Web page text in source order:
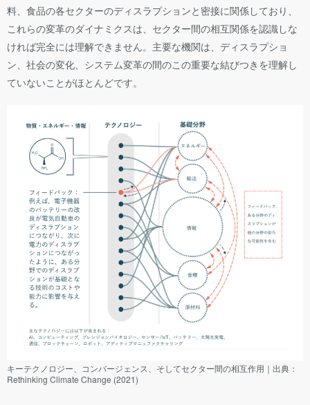
料、食品の各セクターのディスラプションと密接に関係しており、
これらの変革のダイナミクスは、セクター間の相互関係を認識しな
ければ完全には理解できません。主要な機関は、ディスラプショ
ン、社会の変化、システム変革の間のこの重要な結びつきを理解し
ていないことがほとんどです。
キーテクノロジー、コンバージェンス、そしてセクター間の相互作用｜出典：
Rethinking Climate Change (2021)